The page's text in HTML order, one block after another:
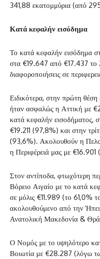
341,88 εκατομμύρια (από
Κατά κεφαλήν εισόδημα
Το κατά κεφαλήν εισόδημα
στα €19.647 από €17.437 το
διαφοροποιήσεις σε
Ειδικότερα, στην πρώτη
ήταν ασφαλώς η Αττική με
κατά κεφαλήν εισοδήματος,
€19.211 (97,8%) και στην
(93,6%). Ακολουθούν η
η Περιφέρειά μας με
Στον αντίποδα, φτωχότερη
Βόρειο Αιγαίο με το κατά
σε μόλις €11.989 (το 61,0%
ακολουθούμενο από την
Ανατολική Μακεδονία &
Ο Νομός με το υψηλότερο
Βοιωτία με €28.287 (λόγω